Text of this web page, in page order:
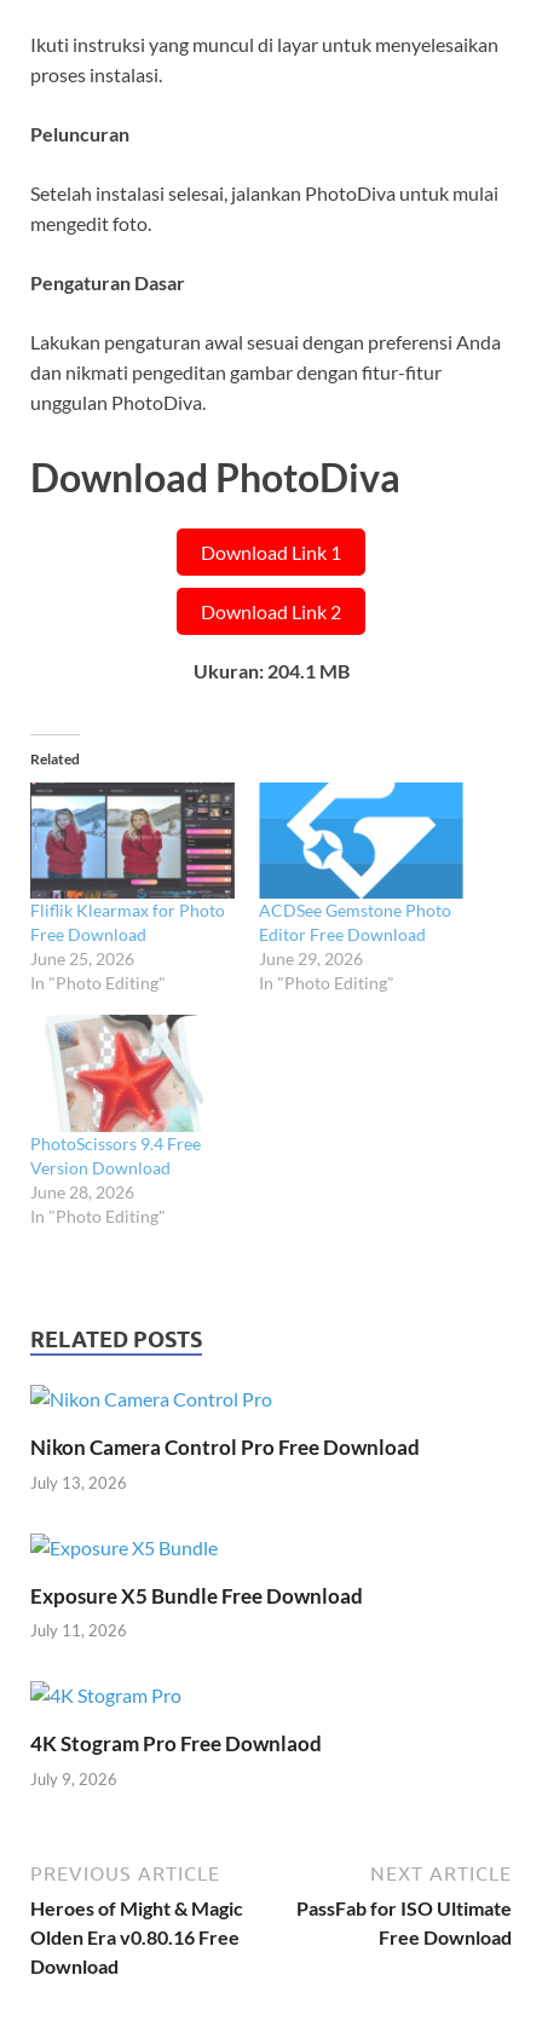
Ikuti instruksi yang muncul di layar untuk menyelesaikan
proses instalasi.
Peluncuran
Setelah instalasi selesai, jalankan PhotoDiva untuk mulai
mengedit foto.
Pengaturan Dasar
Lakukan pengaturan awal sesuai dengan preferensi Anda
dan nikmati pengeditan gambar dengan fitur-fitur
unggulan PhotoDiva.
Download PhotoDiva
Download Link 1
Download Link 2
Ukuran: 204.1 MB
Related
Fliflik Klearmax for Photo
Free Download
June 25, 2026
In "Photo Editing"
ACDSee Gemstone Photo
Editor Free Download
June 29, 2026
In "Photo Editing"
PhotoScissors 9.4 Free
Version Download
June 28, 2026
In "Photo Editing"
RELATED POSTS
Nikon Camera Control Pro Free Download
July 13, 2026
Exposure X5 Bundle Free Download
July 11, 2026
4K Stogram Pro Free Downlaod
July 9, 2026
PREVIOUS ARTICLE
Heroes of Might & Magic
Olden Era v0.80.16 Free
Download
NEXT ARTICLE
PassFab for ISO Ultimate
Free Download